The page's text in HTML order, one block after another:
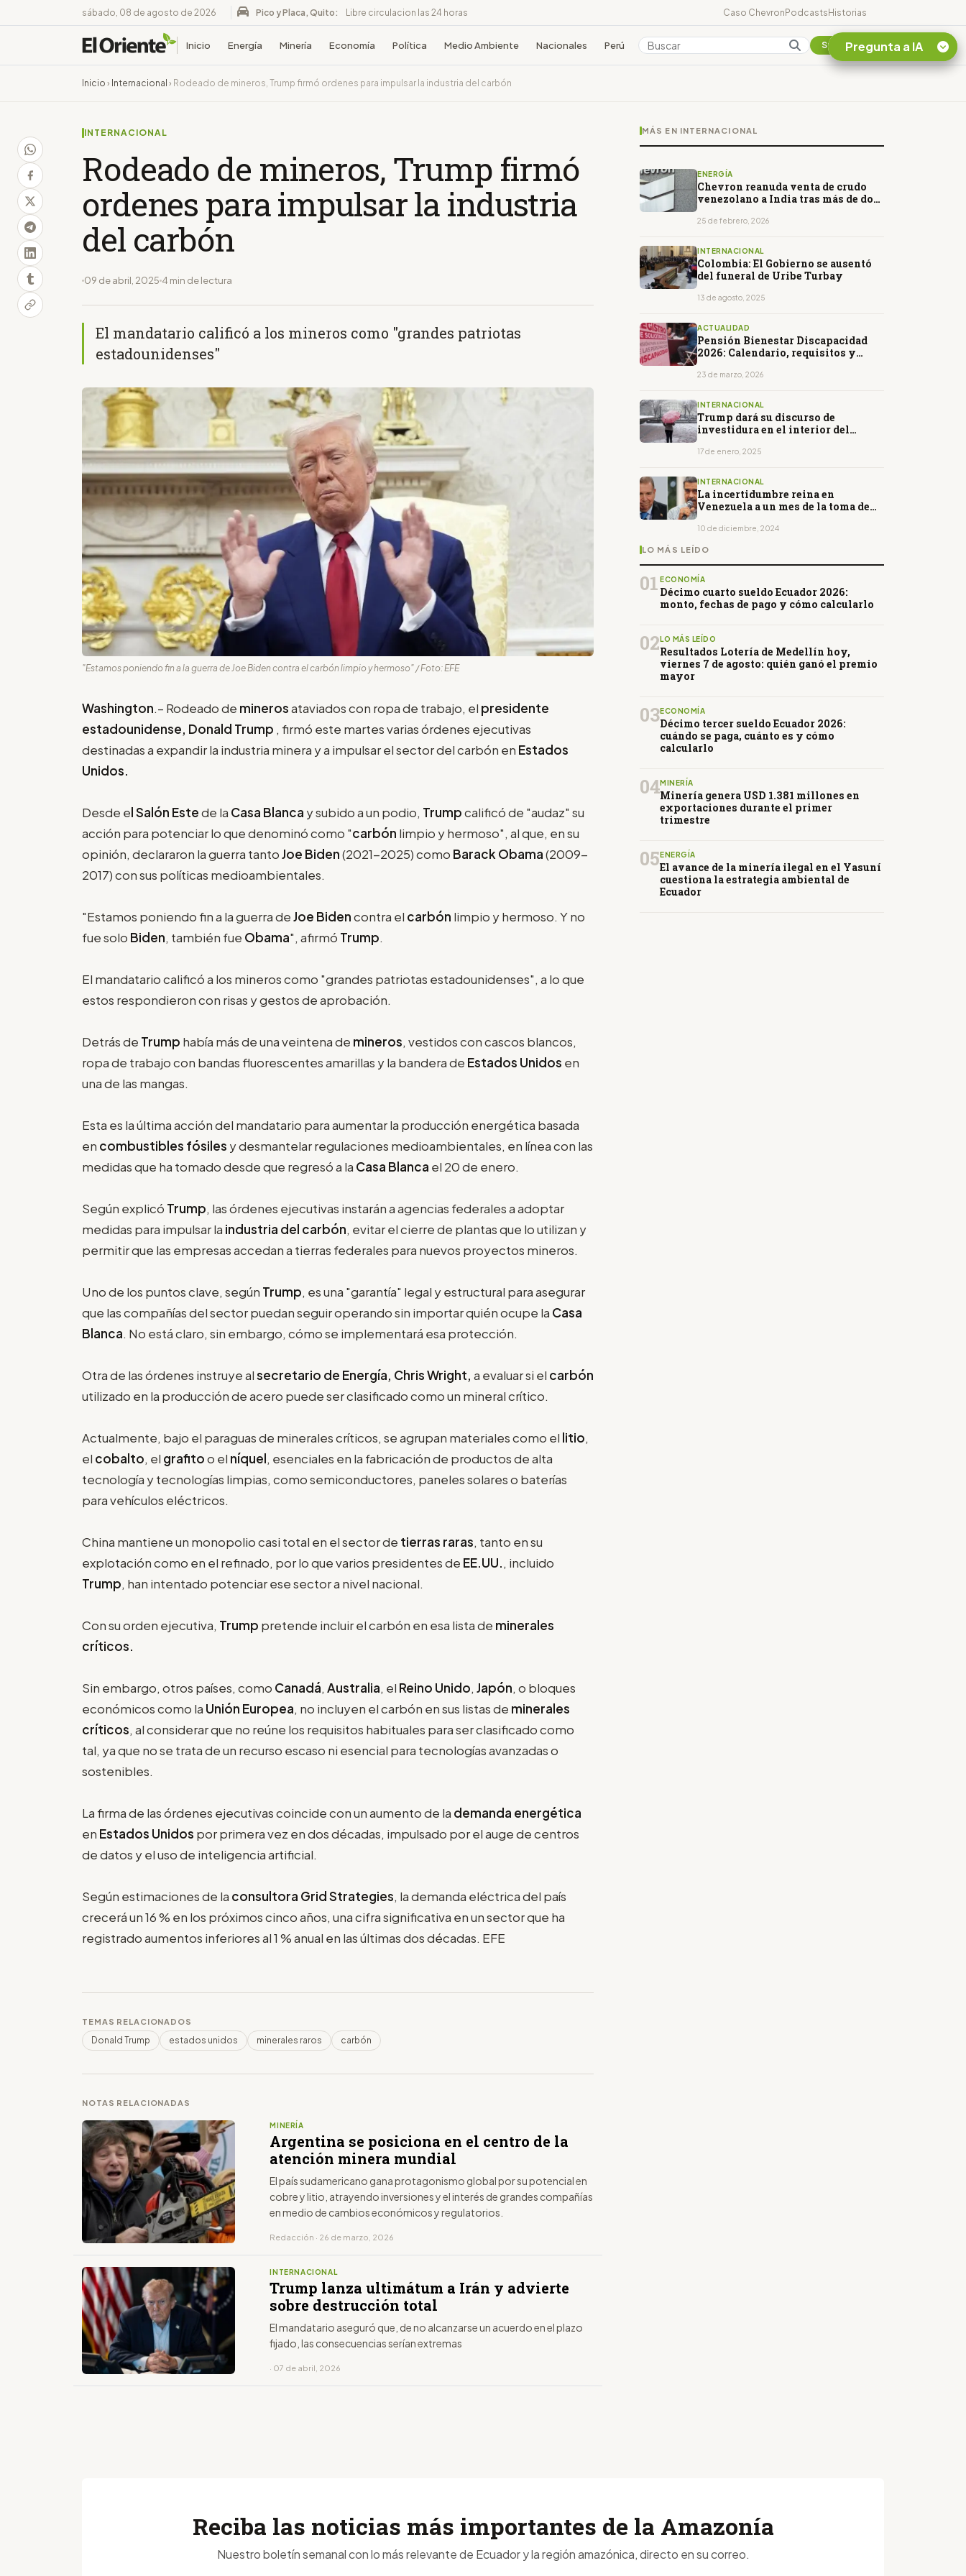
sábado, 08 de agosto de 2026 Pico y Placa, Quito: Libre circulacion las 24 horas Caso ChevronPodcastsHistorias
Inicio Energía Minería Economía Política Medio Ambiente Nacionales Perú Colombia Suscribirse
Inicio › Internacional › Rodeado de mineros, Trump firmó ordenes para impulsar la industria del carbón
INTERNACIONAL
Rodeado de mineros, Trump firmó
ordenes para impulsar la industria
del carbón
09 de abril, 2025 4 min de lectura
El mandatario calificó a los mineros como "grandes patriotas
estadounidenses"
"Estamos poniendo fin a la guerra de Joe Biden contra el carbón limpio y hermoso" / Foto: EFE
Washington.– Rodeado de minerosataviados con ropa de trabajo, el presidente
estadounidense, Donald Trump , firmó este martes varias órdenes ejecutivas
destinadas a expandir la industria minera y a impulsar el sector del carbón en Estados
Unidos.
Desde el Salón Estede la Casa Blanca y subido a un podio, Trumpcalificó de "audaz" su
acción para potenciar lo que denominó como "carbón limpio y hermoso", al que, en su
opinión, declararon la guerra tantoJoe Biden(2021-2025) como Barack Obama(2009-
2017) con sus políticas medioambientales.
"Estamos poniendo fin a la guerra deJoe Bidencontra el carbón limpio y hermoso. Y no
fue solo Biden, también fue Obama", afirmó Trump.
El mandatario calificó a los mineros como "grandes patriotas estadounidenses", a lo que
estos respondieron con risas y gestos de aprobación.
Detrás de Trump había más de una veintena de mineros, vestidos con cascos blancos,
ropa de trabajo con bandas fluorescentes amarillas y la bandera de Estados Unidos en
una de las mangas.
Esta es la última acción del mandatario para aumentar la producción energética basada
en combustibles fósiles y desmantelar regulaciones medioambientales, en línea con las
medidas que ha tomado desde que regresó a la Casa Blanca el 20 de enero.
Según explicó Trump, las órdenes ejecutivas instarán a agencias federales a adoptar
medidas para impulsar la industria del carbón, evitar el cierre de plantas que lo utilizan y
permitir que las empresas accedan a tierras federales para nuevos proyectos mineros.
Uno de los puntos clave, según Trump, es una "garantía" legal y estructural para asegurar
que las compañías del sector puedan seguir operando sin importar quién ocupe la Casa
Blanca. No está claro, sin embargo, cómo se implementará esa protección.
Otra de las órdenes instruye alsecretario de Energía, Chris Wright, a evaluar si el carbón
utilizado en la producción de acero puede ser clasificado como un mineral crítico.
Actualmente, bajo el paraguas de minerales críticos, se agrupan materiales como el litio,
el cobalto, el grafitoo el níquel, esenciales en la fabricación de productos de alta
tecnología y tecnologías limpias, como semiconductores, paneles solares o baterías
para vehículos eléctricos.
China mantiene un monopolio casi total en el sector de tierras raras, tanto en su
explotación como en el refinado, por lo que varios presidentes de EE.UU., incluido
Trump, han intentado potenciar ese sector a nivel nacional.
Con su orden ejecutiva, Trump pretende incluir el carbón en esa lista de minerales
críticos.
Sin embargo, otros países, como Canadá, Australia, el Reino Unido, Japón, o bloques
económicos como la Unión Europea, no incluyen el carbón en sus listas de minerales
críticos, al considerar que no reúne los requisitos habituales para ser clasificado como
tal, ya que no se trata de un recurso escaso ni esencial para tecnologías avanzadas o
sostenibles.
La firma de las órdenes ejecutivas coincide con un aumento de la demanda energética
en Estados Unidos por primera vez en dos décadas, impulsado por el auge de centros
de datos y el uso de inteligencia artificial.
Según estimaciones de la consultora Grid Strategies, la demanda eléctrica del país
crecerá un 16 % en los próximos cinco años, una cifra significativa en un sector que ha
registrado aumentos inferiores al 1 % anual en las últimas dos décadas. EFE
TEMAS RELACIONADOS
Donald Trump estados unidos minerales raros carbón
NOTAS RELACIONADAS
MINERÍA
Argentina se posiciona en el centro de la
atención minera mundial
El país sudamericano gana protagonismo global por su potencial en
cobre y litio, atrayendo inversiones y el interés de grandes compañías
en medio de cambios económicos y regulatorios.
Redacción · 26 de marzo, 2026
INTERNACIONAL
Trump lanza ultimátum a Irán y advierte
sobre destrucción total
El mandatario aseguró que, de no alcanzarse un acuerdo en el plazo
fijado, las consecuencias serían extremas
· 07 de abril, 2026
MÁS EN INTERNACIONAL
ENERGÍA
Chevron reanuda venta de crudo
venezolano a India tras más de dos
25 de febrero, 2026
INTERNACIONAL
Colombia: El Gobierno se ausentó
del funeral de Uribe Turbay
13 de agosto, 2025
ACTUALIDAD
Pensión Bienestar Discapacidad
2026: Calendario, requisitos y
marzo
23 de marzo, 2026
INTERNACIONAL
Trump dará su discurso de
investidura en el interior del
17 de enero, 2025
INTERNACIONAL
La incertidumbre reina en
Venezuela a un mes de la toma de
10 de diciembre, 2024
LO MÁS LEÍDO
01 ECONOMÍA
Décimo cuarto sueldo Ecuador 2026:
monto, fechas de pago y cómo calcularlo
02 LO MÁS LEÍDO
Resultados Lotería de Medellín hoy,
viernes 7 de agosto: quién ganó el premio
mayor
03ECONOMÍA
Décimo tercer sueldo Ecuador 2026:
cuándo se paga, cuánto es y cómo
calcularlo
04MINERÍA
Minería genera USD 1.381 millones en
exportaciones durante el primer
trimestre
05 ENERGÍA
El avance de la minería ilegal en el Yasuní
cuestiona la estrategia ambiental de
Ecuador
Pregunta a IA
¿En que consiste la
Reciba las noticias más importantes de la Amazonía
Nuestro boletín semanal con lo más relevante de Ecuador y la región amazónica, directo en su correo.